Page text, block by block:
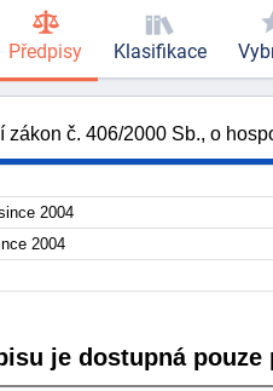
zákon č. 406/2000 Sb., o
2004
2004
je dostupná
Předpisy Klasifikace